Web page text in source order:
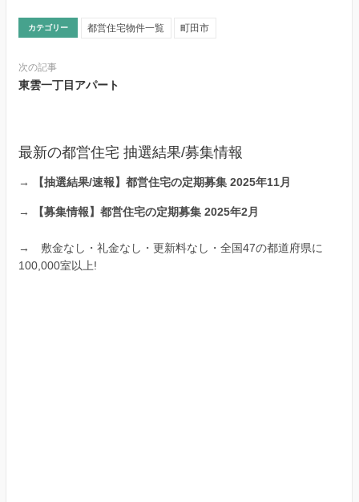
カテゴリー 都営住宅物件一覧 町田市
次の記事
東雲一丁目アパート
最新の都営住宅 抽選結果/募集情報
→ 【抽選結果/速報】都営住宅の定期募集 2025年11月
→ 【募集情報】都営住宅の定期募集 2025年2月
→ 敷金なし・礼金なし・更新料なし・全国47の都道府県に
100,000室以上!